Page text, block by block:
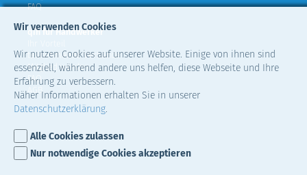
Wir verwenden Cookies
Wir nutzen Cookies auf unserer Website. Einige von ihnen sind
essenziell, während andere uns helfen, diese Webseite und Ihre
Erfahrung zu verbessern.
Näher Informationen erhalten Sie in unserer
Datenschutzerklärung.
Alle Cookies zulassen
Nur notwendige Cookies akzeptieren
FAQ
qih für Handwerker
teilnehmende Verbände
Mitglied werden
FAQ
AGB